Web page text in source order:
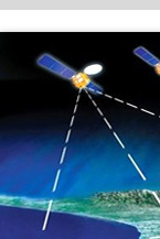
微厘空间
北斗三号
中国“北斗